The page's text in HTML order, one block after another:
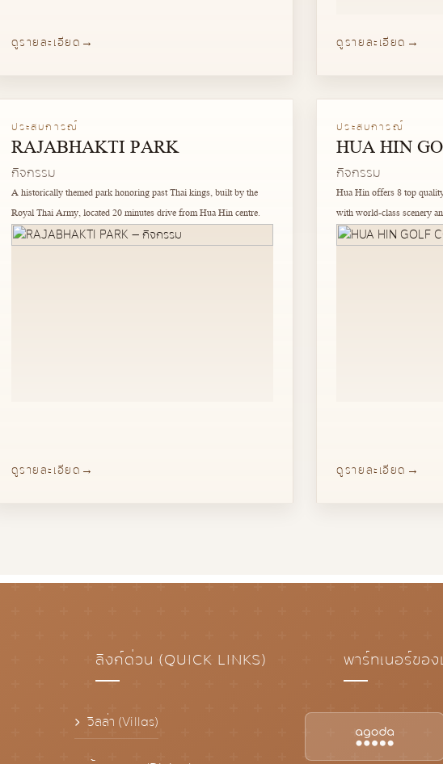
ดูรายละเอียด ดูรายละเอียด
ประสบการณ์
RAJABHAKTI PARK
กิจกรรม
A historically themed park honoring past Thai kings, built by the
Royal Thai Army, located 20 minutes drive from Hua Hin centre.
ดูรายละเอียด
ประสบการณ์
HUA HIN
กิจกรรม
Hua Hin offers 8 top
with world-class scenery
ดูรายละเอียด
ลิงก์ด่วน (QUICK LINKS)
วิลล่า (Villas)
พาร์ทเนอร์ของ